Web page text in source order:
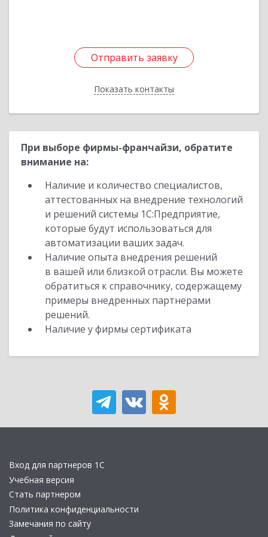
Отправить заявку
Показать контакты
Отправить заявку
Назад
При выборе фирмы-франчайзи, обратите
внимание на:
Наличие и количество специалистов,
аттестованных на внедрение технологий
и решений системы 1С:Предприятие,
которые будут использоваться для
автоматизации ваших задач.
Наличие опыта внедрения решений
в вашей или близкой отрасли. Вы можете
обратиться к справочнику, содержащему
примеры внедренных партнерами
решений.
Наличие у фирмы сертификата
Вход для партнеров 1С
Учебная версия
Стать партнером
Политика конфиденциальности
Замечания по сайту